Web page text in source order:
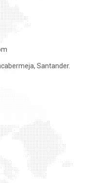
Santander.